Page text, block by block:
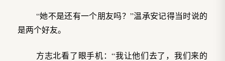
“她不是还有一个朋友吗？”温承安记得当时说的
是两个好友。
方志北看了眼手机：“我让他们去了，我们来的